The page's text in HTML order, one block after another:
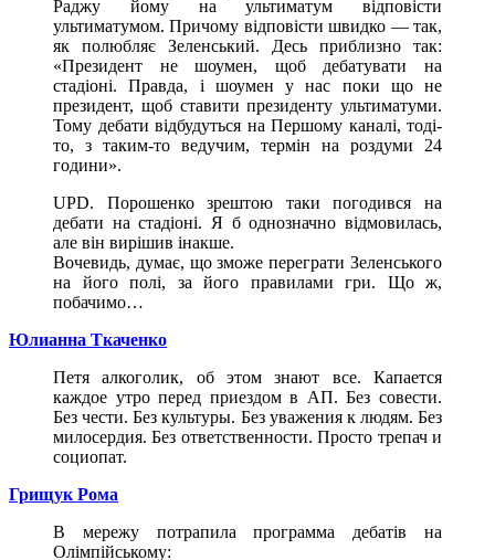
Раджу йому на ультиматум відповісти
ультиматумом. Причому відповісти швидко — так,
як полюбляє Зеленський. Десь приблизно так:
«Президент не шоумен, щоб дебатувати на
стадіоні. Правда, і шоумен у нас поки що не
президент, щоб ставити президенту ультиматуми.
Тому дебати відбудуться на Першому каналі, тоді-
то, з таким-то ведучим, термін на роздуми 24
години».
UPD. Порошенко зрештою таки погодився на
дебати на стадіоні. Я б однозначно відмовилась,
але він вирішив інакше.
Вочевидь, думає, що зможе переграти Зеленського
на його полі, за його правилами гри. Що ж,
побачимо…
Юлианна Ткаченко
Петя алкоголик, об этом знают все. Капается
каждое утро перед приездом в АП. Без совести.
Без чести. Без культуры. Без уважения к людям. Без
милосердия. Без ответственности. Просто трепач и
социопат.
Грищук Рома
В мережу потрапила программа дебатів на
Олімпійському: